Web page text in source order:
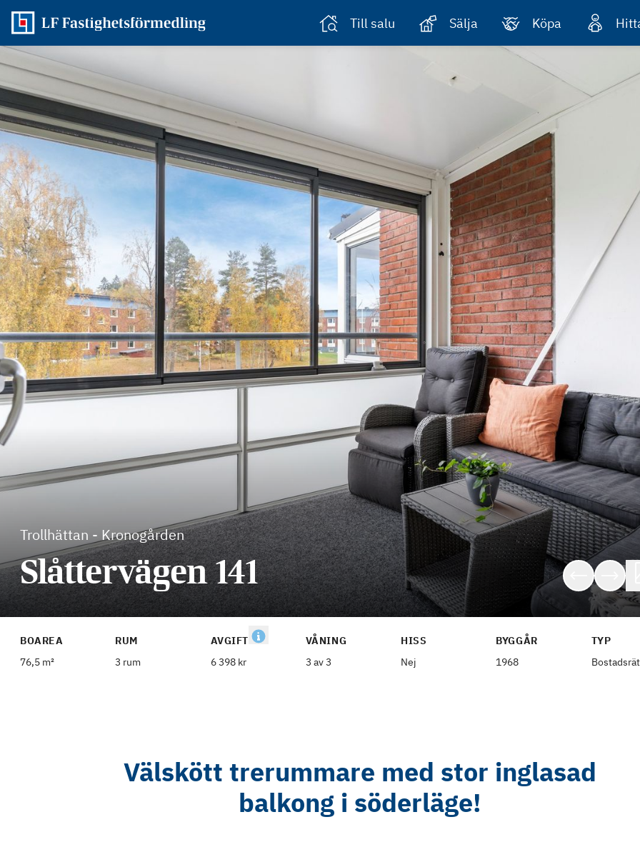
Till salu Sälja Köpa
Trollhättan - Kronogården
Slåttervägen 141
BOAREA
76,5 m²
RUM
3 rum
AVGIFT
6 398 kr
VÅNING
3 av 3
HISS
Nej
BYGGÅR
1968
TYP
Välskött trerummare med stor inglasad
balkong i söderläge!